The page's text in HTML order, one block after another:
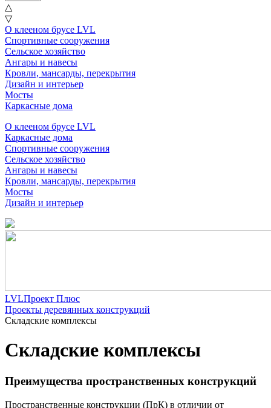
△
▽
О клееном брусе LVL
Спортивные сооружения
Сельское хозяйство
Ангары и навесы
Кровли, мансарды, перекрытия
Дизайн и интерьер
Мосты
Каркасные дома
О клееном брусе LVL
Каркасные дома
Спортивные сооружения
Сельское хозяйство
Ангары и навесы
Кровли, мансарды, перекрытия
Мосты
Дизайн и интерьер
LVLПроект Плюс
Проекты деревянных конструкций
Складские комплексы
Складские комплексы
Преимущества пространственных конструкций
Пространственные конструкции (ПрК) в отличии от